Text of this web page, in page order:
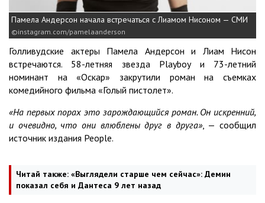
Памела Андерсон начала встречаться с Лиамом Нисоном — СМИ
instagram.com/pamelaanderson
Голливудские актеры Памела Андерсон и Лиам Нисон
встречаются. 58-летняя звезда Playboy и 73-летний
номинант на «Оскар» закрутили роман на съемках
комедийного фильма «Голый пистолет».
«На первых порах это зарождающийся роман. Он искренний,
и очевидно, что они влюблены друг в друга», — сообщил
источник издания People.
Читай также: «Выглядели старше чем сейчас»: Демин
показал себя и Дантеса 9 лет назад